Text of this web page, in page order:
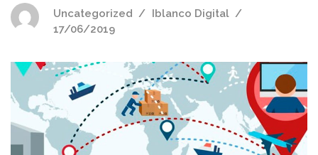
Uncategorized
Iblanco Digital
17/06/2019